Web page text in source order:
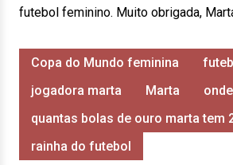
futebol feminino. Muito obrigada,
Copa do Mundo feminina
jogadora marta
Marta
quantas bolas de ouro marta tem
rainha do futebol